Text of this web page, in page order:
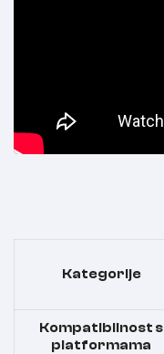
Kategorije
Kompatibilnost s
platformama